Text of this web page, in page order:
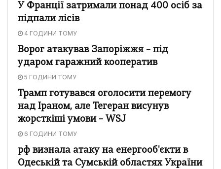
У Франції затримали понад 400 осіб за
підпали лісів
4 ГОДИНИ ТОМУ
Ворог атакував Запоріжжя – під
ударом гаражний кооператив
5 ГОДИНИ ТОМУ
Трамп готувався оголосити перемогу
над Іраном, але Тегеран висунув
жорсткіші умови – WSJ
6 ГОДИНИ ТОМУ
рф визнала атаку на енергооб'єкти в
Одеській та Сумській областях України